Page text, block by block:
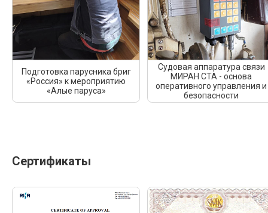
Подготовка парусника бриг
«Россия» к мероприятию
«Алые паруса»
Судовая аппаратура связи
МИРАН СТА - основа
оперативного управления и
безопасности
Сертификаты